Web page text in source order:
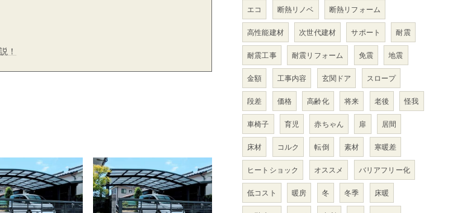
！
エコ 断熱リノベ 断熱リフォーム
高性能建材 次世代建材 サポート 耐震
耐震工事 耐震リフォーム 免震 地震
金額 工事内容 玄関ドア スロープ
段差 価格 高齢化 将来 老後 怪我
車椅子 育児 赤ちゃん 扉 居間
床材 コルク 転倒 素材 寒暖差
ヒートショック オススメ バリアフリー化
低コスト 暖房 冬 冬季 床暖